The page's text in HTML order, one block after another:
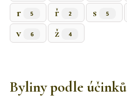
r 5 ř 2 s 5
v 6 ž 4
Byliny podle účinků